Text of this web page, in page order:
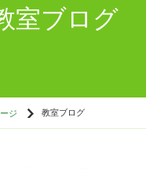
室ブログ
ジ 教室ブログ